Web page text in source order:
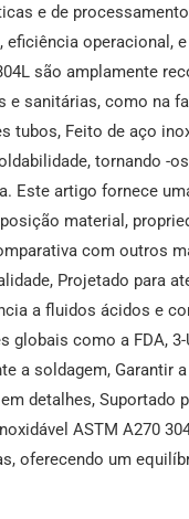
e de
eficiência
são amplamente
sanitárias, como na
tubos, Feito de aço
tornando -
Este artigo fornece
material,
com outros
Projetado para
a fluidos ácidos e
globais como a FDA,
a soldagem, Garantir
detalhes,
ASTM A270
oferecendo um